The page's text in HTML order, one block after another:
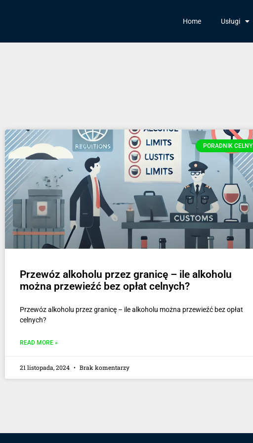
Home Usługi
PORADNIK CELNY
Przewóz alkoholu przez granicę – ile alkoholu
można przewieźć bez opłat celnych?
Przewóz alkoholu przez granicę – ile alkoholu można przewieźć bez opłat
celnych?
READ MORE »
21 listopada, 2024 Brak komentarzy